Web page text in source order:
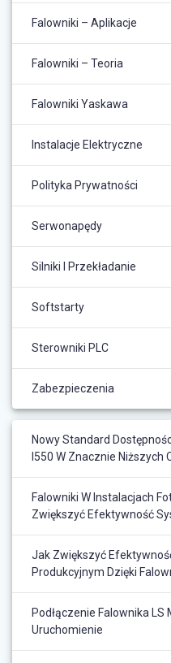
Falowniki – Aplikacje
Falowniki – Teoria
Falowniki Yaskawa
Instalacje Elektryczne
Polityka Prywatności
Serwonapędy
Silniki I Przekładanie
Softstarty
Sterowniki PLC
Zabezpieczenia
Nowy Standard
I550 W Znacznie Niższych
Falowniki W Instalacjach
Zwiększyć Efektywność
Jak Zwiększyć
Produkcyjnym Dzięki
Podłączenie Falownika
Uruchomienie